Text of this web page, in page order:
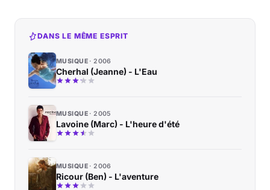
DANS LE MÊME ESPRIT
MUSIQUE 2006
Cherhal (Jeanne) - L'Eau
MUSIQUE 2005
Lavoine (Marc) - L'heure d'été
MUSIQUE 2006
Ricour (Ben) - L'aventure